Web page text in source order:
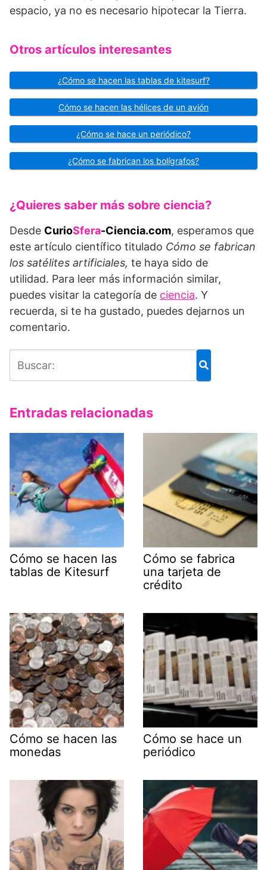
espacio, ya no es necesario hipotecar la Tierra.
Otros artículos interesantes
¿Cómo se hacen las tablas de kitesurf?
Cómo se hacen las hélices de un avión
¿Cómo se hace un periódico?
¿Cómo se fabrican los bolígrafos?
¿Quieres saber más sobre ciencia?
Desde CurioSfera-Ciencia.com, esperamos que
este artículo científico titulado Cómo se fabrican
los satélites artificiales, te haya sido de
utilidad. Para leer más información similar,
puedes visitar la categoría de ciencia. Y
recuerda, si te ha gustado, puedes dejarnos un
comentario.
Entradas relacionadas
Cómo se hacen las
tablas de Kitesurf
Cómo se fabrica
una tarjeta de
crédito
Cómo se hacen las
monedas
Cómo se hace un
periódico